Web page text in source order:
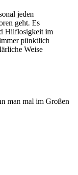
jeden
geht. Es
Hilflosigkeit im
pünktlich
Weise
man mal im Großen